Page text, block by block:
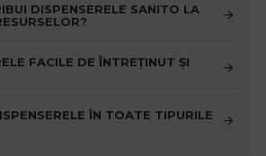
DISPENSERELE SANITO LA
FACILE DE ÎNTREȚINUT ȘI
ÎN TOATE TIPURILE